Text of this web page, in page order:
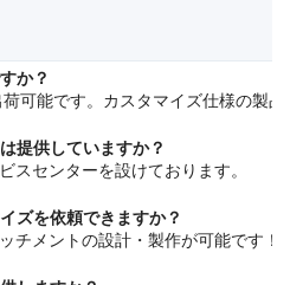
か？
可能です。カスタマイズ仕様の製
提供していますか？
スセンターを設けております。
ズを依頼できますか？
チメントの設計・製作が可能です！